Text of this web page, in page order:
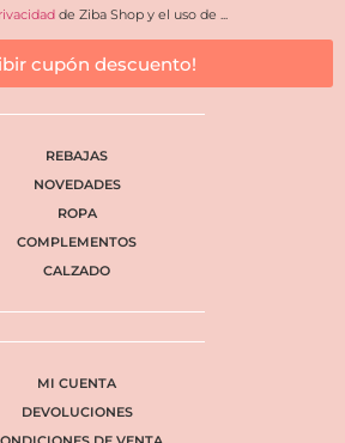
de Ziba Shop y el uso de ...
cupón descuento!
REBAJAS
NOVEDADES
ROPA
COMPLEMENTOS
CALZADO
MI CUENTA
DEVOLUCIONES